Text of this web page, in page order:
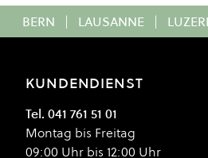
BERN | LAUSANNE |
KUNDENDIENST
Tel. 041 761 51 01
Montag bis Freitag
09:00 Uhr bis 12:00 Uhr